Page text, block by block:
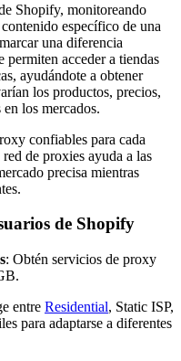
Shopify, monitoreando
específico de una
una diferencia
acceder a tiendas
ayudándote a obtener
los productos, precios,
los mercados.
confiables para cada
de proxies ayuda a las
precisa mientras
de Shopify
: Obtén servicios de proxy
entre Residential, Static ISP,
para adaptarse a diferentes